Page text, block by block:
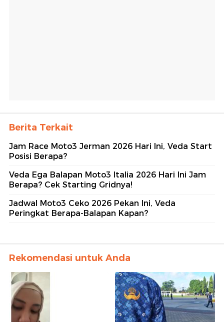
Berita Terkait
Jam Race Moto3 Jerman 2026 Hari Ini, Veda Start
Posisi Berapa?
Veda Ega Balapan Moto3 Italia 2026 Hari Ini Jam
Berapa? Cek Starting Gridnya!
Jadwal Moto3 Ceko 2026 Pekan Ini, Veda
Peringkat Berapa-Balapan Kapan?
Rekomendasi untuk Anda